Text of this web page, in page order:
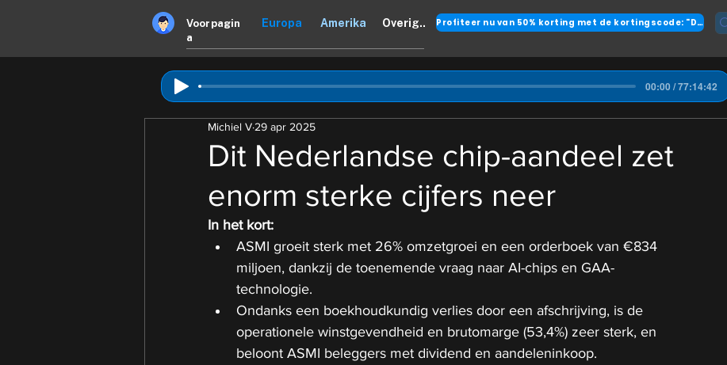
Voorpagin
a
Europa Amerika Overig.. Profiteer nu van 50% korting met de kortingscode: "DANK"
00:00 / 77:14:42
Dit Nederlandse chip-aandeel zet
enorm sterke cijfers neer
Michiel V 29 apr 2025
In het kort:
ASMI groeit sterk met 26% omzetgroei en een orderboek van €834
miljoen, dankzij de toenemende vraag naar AI-chips en GAA-
technologie.
Ondanks een boekhoudkundig verlies door een afschrijving, is de
operationele winstgevendheid en brutomarge (53,4%) zeer sterk, en
beloont ASMI beleggers met dividend en aandeleninkoop.